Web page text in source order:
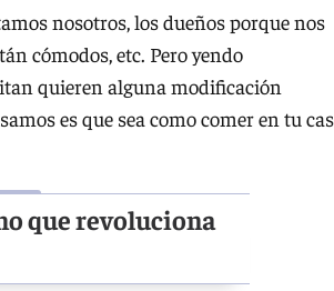
nosotros, los dueños porque nos
cómodos, etc. Pero yendo
quieren alguna modificación
es que sea como comer en tu
que revoluciona